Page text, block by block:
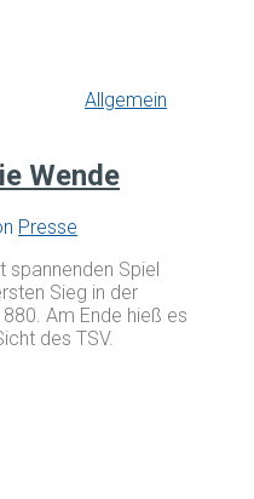
Allgemein
Wende
Presse
spannenden Spiel
Sieg in der
Am Ende hieß es
des TSV.